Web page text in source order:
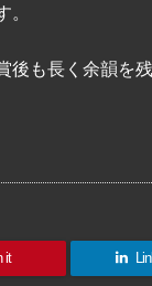
も長く余韻を
it